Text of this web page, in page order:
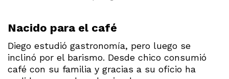
Nacido para el café
Diego estudió gastronomía, pero luego se
inclinó por el barismo. Desde chico consumió
café con su familia y gracias a su oficio ha